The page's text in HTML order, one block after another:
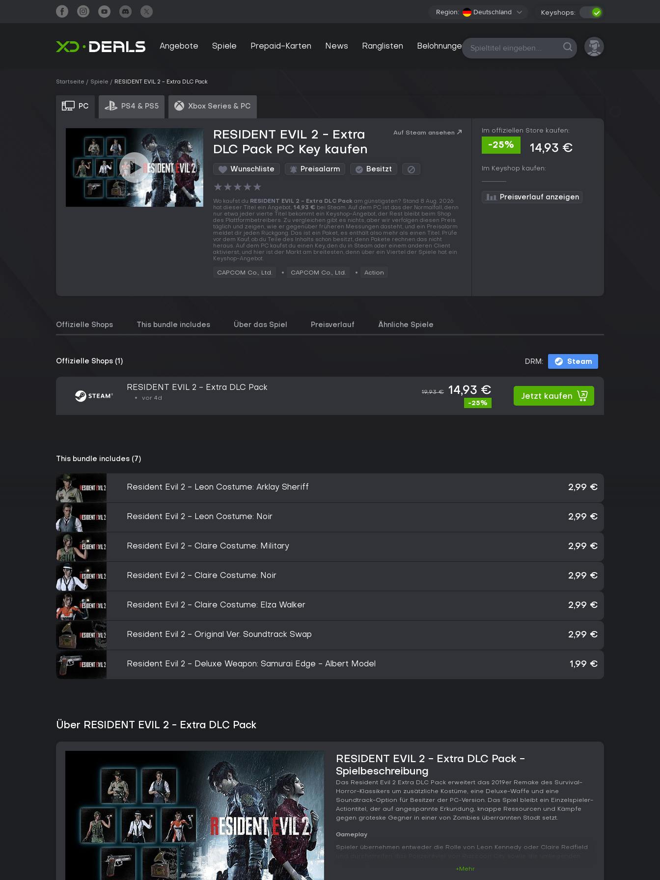
Region: Deutschland Keyshops:
Angebote Spiele Prepaid-Karten News Ranglisten Belohnungen Alle Plattformen
Startseite Spiele RESIDENT EVIL 2 - Extra DLC Pack
PC PS4 & PS5 Xbox Series & PC
RESIDENT EVIL 2 - Extra
DLC Pack PC Key kaufen
Auf Steam ansehen
Wunschliste Preisalarm Besitzt
★★★★★
Wo kaufst du RESIDENT EVIL 2 - Extra DLC Pack am günstigsten? Stand 8 Aug. 2026
hat dieser Titel ein Angebot, 14,93 € bei Steam. Auf dem PC ist das der Normalfall, denn
nur etwa jeder vierte Titel bekommt ein Keyshop-Angebot, der Rest bleibt beim Shop
des Plattformbetreibers. Zu vergleichen gibt es nichts, aber wir verfolgen diesen Preis
täglich und zeigen, wie er gegenüber früheren Messungen dasteht, und ein Preisalarm
meldet dir jeden Rückgang. Das ist ein Paket, es enthält also mehr als einen Titel. Prüfe
vor dem Kauf, ob du Teile des Inhalts schon besitzt, denn Pakete rechnen das nicht
heraus. Auf dem PC kaufst du einen Key, den du in Steam oder einem anderen Client
aktivierst, und hier ist der Markt am breitesten, denn über ein Viertel der Spiele hat ein
Keyshop-Angebot.
CAPCOM Co., Ltd. CAPCOM Co., Ltd. Action
Im offiziellen Store kaufen:
-25% 14,93 €
Im Keyshop kaufen:
Preisverlauf anzeigen
Offizielle Shops This bundle includes Über das Spiel Preisverlauf Ähnliche Spiele
Offizielle Shops (1) DRM: Steam
RESIDENT EVIL 2 - Extra DLC Pack
vor 4d
19,93 € 14,93 €
-25%
Jetzt kaufen
This bundle includes (7)
Resident Evil 2 - Leon Costume: Arklay Sheriff 2,99 €
Resident Evil 2 - Leon Costume: Noir 2,99 €
Resident Evil 2 - Claire Costume: Military 2,99 €
Resident Evil 2 - Claire Costume: Noir 2,99 €
Resident Evil 2 - Claire Costume: Elza Walker 2,99 €
Resident Evil 2 - Original Ver. Soundtrack Swap 2,99 €
Resident Evil 2 - Deluxe Weapon: Samurai Edge - Albert Model 1,99 €
Über RESIDENT EVIL 2 - Extra DLC Pack
RESIDENT EVIL 2 - Extra DLC Pack -
Spielbeschreibung
Das Resident Evil 2 Extra DLC Pack erweitert das 2019er Remake des Survival-
Horror-Klassikers um zusätzliche Kostüme, eine Deluxe-Waffe und eine
Soundtrack-Option für Besitzer der PC-Version. Das Spiel bleibt ein Einzelspieler-
Actiontitel, der auf angespannte Erkundung, knappe Ressourcen und Kämpfe
gegen groteske Gegner in einer von Zombies überrannten Stadt setzt.
Gameplay
Spieler übernehmen entweder die Rolle von Leon Kennedy oder Claire Redfield
+Mehr